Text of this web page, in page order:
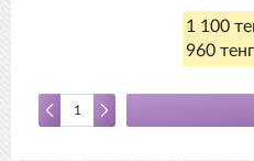
1 100
960